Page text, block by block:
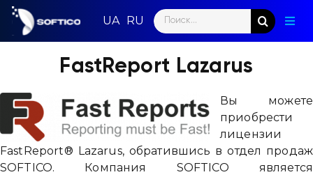
Skip
content
Search
for:
FastReport Lazarus
Вы можете
приобрести
лицензии
FastReport® Lazarus, обратившись в отдел продаж
SOFTICO. Компания SOFTICO является